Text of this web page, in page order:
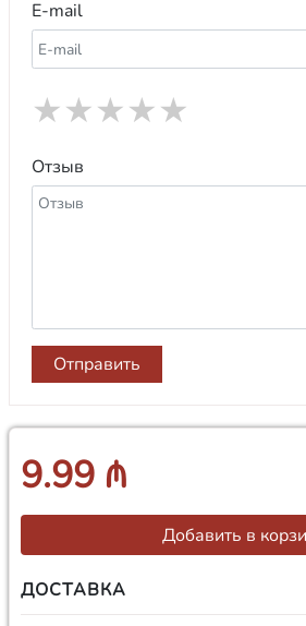
E-mail
★
★
★
★
★
Отзыв
Отправить
9.99 ₼
Добавить в
ДОСТАВКА